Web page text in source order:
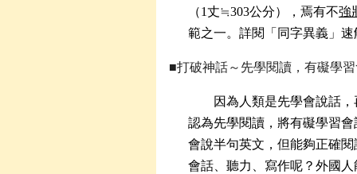
（1丈≒303公分），焉有不強
範之一。詳閱「同字異義」
■打破神話～先學閱讀，有礙學
因為人類是先學會說話
認為先學閱讀，將有礙學習
會說半句英文，但能夠正確
會話、聽力、寫作呢？外國